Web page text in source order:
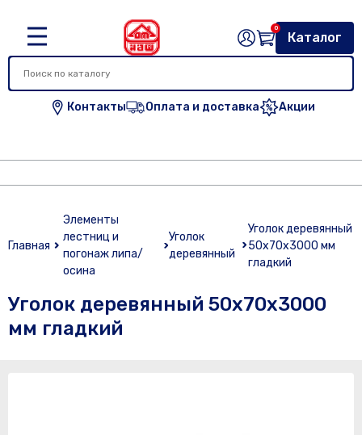
Контакты Оплата и доставка Акции
Каталог
0
Главная
Элементы
лестниц и
погонаж липа/
осина
Уголок
деревянный
Уголок деревянный
50х70х3000 мм
гладкий
Уголок деревянный 50х70х3000
мм гладкий